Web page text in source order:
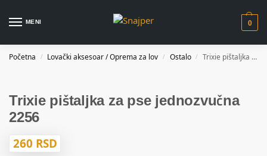
MENI 0
Početna / Lovački aksesoar / Oprema za lov / Ostalo / Trixie pištaljka za pse jednozvučna 2256
Trixie pištaljka za pse jednozvučna
2256
260 RSD